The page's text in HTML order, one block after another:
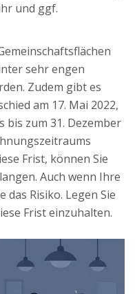
und ggf.
sehr engen
Zudem gibt es
am 17. Mai 2022,
bis zum 31. Dezember
Frist, können Sie
Auch wenn Ihre
das Risiko. Legen Sie
Frist einzuhalten.